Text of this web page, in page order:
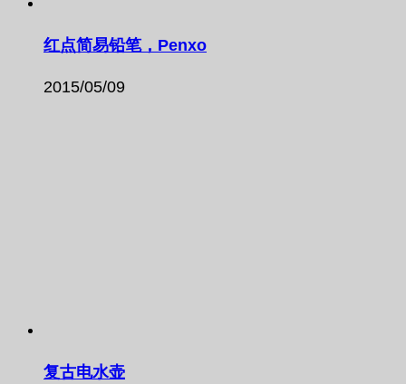
红点简易铅笔，Penxo
2015/05/09
复古电水壶